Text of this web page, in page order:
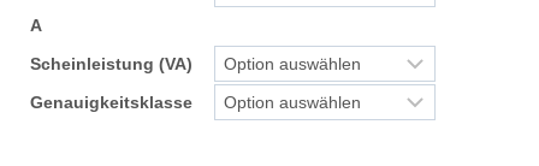
A
Scheinleistung (VA)
Genauigkeitsklasse